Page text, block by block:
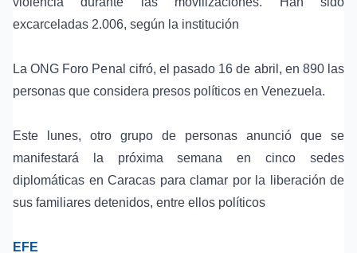
excarceladas 2.006, según la institución
La ONG Foro Penal cifró, el pasado 16 de abril, en 890 las
personas que considera presos políticos en Venezuela.
Este lunes, otro grupo de personas anunció que se
manifestará la próxima semana en cinco sedes
diplomáticas en Caracas para clamar por la liberación de
sus familiares detenidos, entre ellos políticos
EFE